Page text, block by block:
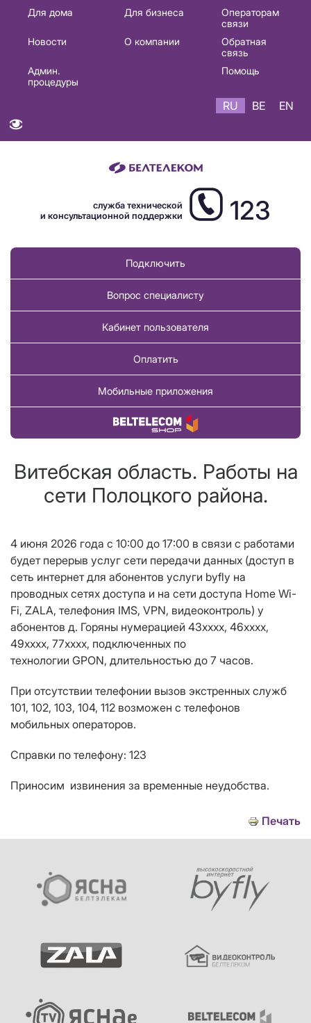
Основная
навигация
Для дома Для бизнеса
Операторам
связи
Новости
О компании
Обратная
связь
Админ.
процедуры
Помощь
RU BE EN
служба технической
и консультационной поддержки
123
Подключить
Вопрос специалисту
Кабинет пользователя
Оплатить
Мобильные приложения
Купить товар
Витебская область. Работы на
сети Полоцкого района.
4 июня 2026 года с 10:00 до 17:00 в связи с работами
будет перерыв услуг сети передачи данных (доступ в
сеть интернет для абонентов услуги byfly на
проводных сетях доступа и на сети доступа Home Wi-
Fi, ZALA, телефония IMS, VPN, видеоконтроль) у
абонентов д. Горяны нумерацией 43хххх, 46хххх,
49хххх, 77хххх, подключенных по
технологии GPON, длительностью до 7 часов.
При отсутствии телефонии вызов экстренных служб
101, 102, 103, 104, 112 возможен с телефонов
мобильных операторов.
Справки по телефону: 123
Приносим извинения за временные неудобства.
Печать